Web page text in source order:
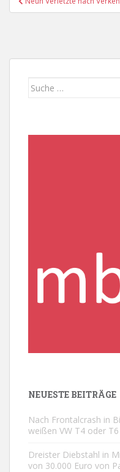
Suche
NEUESTE BEITRÄGE
Nach Frontalcrash in
weißen VW T4 oder T6
Dreister Diebstahl in
von 30.000 Euro von